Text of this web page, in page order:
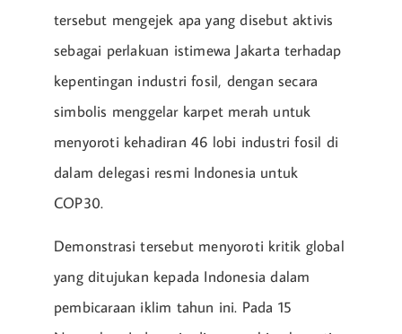
tersebut mengejek apa yang disebut aktivis
sebagai perlakuan istimewa Jakarta terhadap
kepentingan industri fosil, dengan secara
simbolis menggelar karpet merah untuk
menyoroti kehadiran 46 lobi industri fosil di
dalam delegasi resmi Indonesia untuk
COP30.
Demonstrasi tersebut menyoroti kritik global
yang ditujukan kepada Indonesia dalam
pembicaraan iklim tahun ini. Pada 15